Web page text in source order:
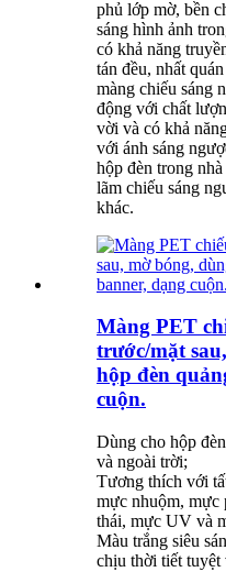
phủ lớp mờ, bền
sáng hình ảnh
có khả năng
tán đều, nhất
màng chiếu sáng
động với chất
vời và có khả
với ánh sáng
hộp đèn trong
lãm chiếu sáng
khác.
Màng PET
trước/mặt
hộp đèn
cuộn.
Dùng cho hộp
và ngoài trời;
Tương thích với
mực nhuộm, mực
thái, mực UV và
Màu trắng siêu
chịu thời tiết tuyệt